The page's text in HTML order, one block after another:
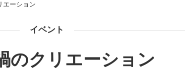
エーション
イベント
のクリエーション